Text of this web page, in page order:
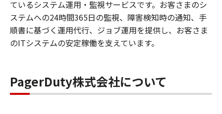
ているシステム運用・監視サービスです。お客さまのシ
ステムへの24時間365日の監視、障害検知時の通知、手
順書に基づく運用代行、ジョブ運用を提供し、お客さま
のITシステムの安定稼働を支えています。
PagerDuty株式会社について